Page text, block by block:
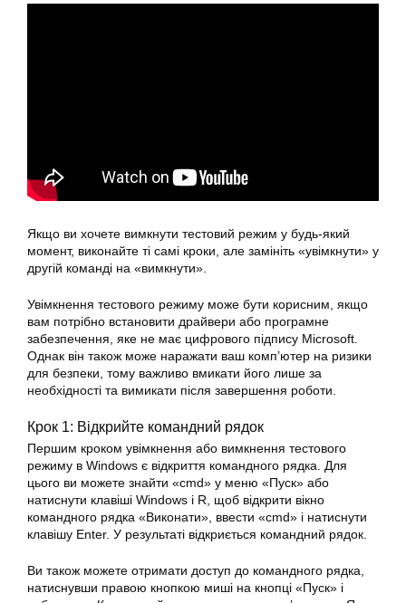
Якщо ви хочете вимкнути тестовий режим у будь-який
момент, виконайте ті самі кроки, але замініть «увімкнути» у
другій команді на «вимкнути».
Увімкнення тестового режиму може бути корисним, якщо
вам потрібно встановити драйвери або програмне
забезпечення, яке не має цифрового підпису Microsoft.
Однак він також може наражати ваш комп’ютер на ризики
для безпеки, тому важливо вмикати його лише за
необхідності та вимикати після завершення роботи.
Крок 1: Відкрийте командний рядок
Першим кроком увімкнення або вимкнення тестового
режиму в Windows є відкриття командного рядка. Для
цього ви можете знайти «cmd» у меню «Пуск» або
натиснути клавіші Windows і R, щоб відкрити вікно
командного рядка «Виконати», ввести «cmd» і натиснути
клавішу Enter. У результаті відкриється командний рядок.
Ви також можете отримати доступ до командного рядка,
натиснувши правою кнопкою миші на кнопці «Пуск» і